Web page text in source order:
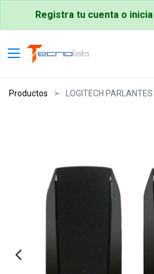
Registra tu cuenta o
Productos LOGITECH